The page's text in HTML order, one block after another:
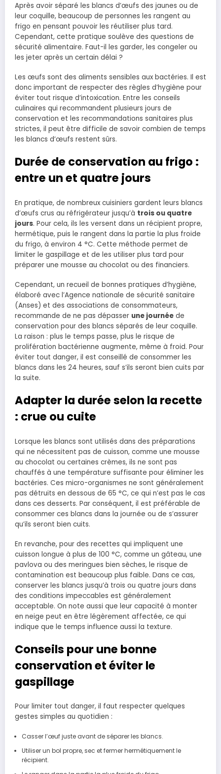
Après avoir séparé les blancs d’œufs des jaunes ou de
leur coquille, beaucoup de personnes les rangent au
frigo en pensant pouvoir les réutiliser plus tard.
Cependant, cette pratique soulève des questions de
sécurité alimentaire. Faut-il les garder, les congeler ou
les jeter après un certain délai ?
Les œufs sont des aliments sensibles aux bactéries. Il est
donc important de respecter des règles d’hygiène pour
éviter tout risque d’intoxication. Entre les conseils
culinaires qui recommandent plusieurs jours de
conservation et les recommandations sanitaires plus
strictes, il peut être difficile de savoir combien de temps
les blancs d’œufs restent sûrs.
Durée de conservation au frigo :
entre un et quatre jours
En pratique, de nombreux cuisiniers gardent leurs blancs
d’œufs crus au réfrigérateur jusqu’à trois ou quatre
jours. Pour cela, ils les versent dans un récipient propre,
hermétique, puis le rangent dans la partie la plus froide
du frigo, à environ 4 °C. Cette méthode permet de
limiter le gaspillage et de les utiliser plus tard pour
préparer une mousse au chocolat ou des financiers.
Cependant, un recueil de bonnes pratiques d’hygiène,
élaboré avec l’Agence nationale de sécurité sanitaire
(Anses) et des associations de consommateurs,
recommande de ne pas dépasser une journée de
conservation pour des blancs séparés de leur coquille.
La raison : plus le temps passe, plus le risque de
prolifération bactérienne augmente, même à froid. Pour
éviter tout danger, il est conseillé de consommer les
blancs dans les 24 heures, sauf s’ils seront bien cuits par
la suite.
Adapter la durée selon la recette
: crue ou cuite
Lorsque les blancs sont utilisés dans des préparations
qui ne nécessitent pas de cuisson, comme une mousse
au chocolat ou certaines crèmes, ils ne sont pas
chauffés à une température suffisante pour éliminer les
bactéries. Ces micro-organismes ne sont généralement
pas détruits en dessous de 65 °C, ce qui n’est pas le cas
dans ces desserts. Par conséquent, il est préférable de
consommer ces blancs dans la journée ou de s’assurer
qu’ils seront bien cuits.
En revanche, pour des recettes qui impliquent une
cuisson longue à plus de 100 °C, comme un gâteau, une
pavlova ou des meringues bien sèches, le risque de
contamination est beaucoup plus faible. Dans ce cas,
conserver les blancs jusqu’à trois ou quatre jours dans
des conditions impeccables est généralement
acceptable. On note aussi que leur capacité à monter
en neige peut en être légèrement affectée, ce qui
indique que le temps influence aussi la texture.
Conseils pour une bonne
conservation et éviter le
gaspillage
Pour limiter tout danger, il faut respecter quelques
gestes simples au quotidien :
Casser l’œuf juste avant de séparer les blancs.
Utiliser un bol propre, sec et fermer hermétiquement le
récipient.